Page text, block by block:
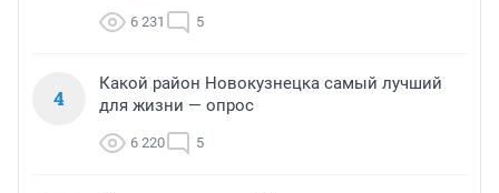
6 231 5
4
Какой район Новокузнецка самый лучший
для жизни — опрос
6 220 5